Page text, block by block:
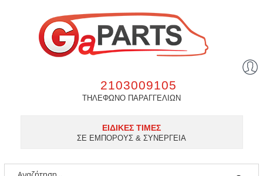
2103009105
ΤΗΛΕΦΩΝΟ ΠΑΡΑΓΓΕΛΙΩΝ
ΕΙΔΙΚΕΣ ΤΙΜΕΣ
ΣΕ ΕΜΠΟΡΟΥΣ & ΣΥΝΕΡΓΕΙΑ